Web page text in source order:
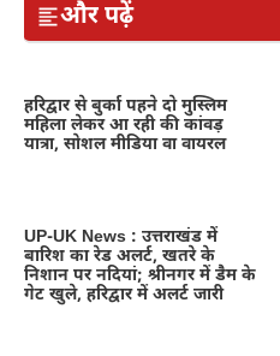
और पढ़ें
हरिद्वार से बुर्का पहने दो मुस्लिम
महिला लेकर आ रही की कांवड़
यात्रा, सोशल मीडिया वा वायरल
UP-UK News : उत्तराखंड में
बारिश का रेड अलर्ट, खतरे के
निशान पर नदियां; श्रीनगर में डैम के
गेट खुले, हरिद्वार में अलर्ट जारी